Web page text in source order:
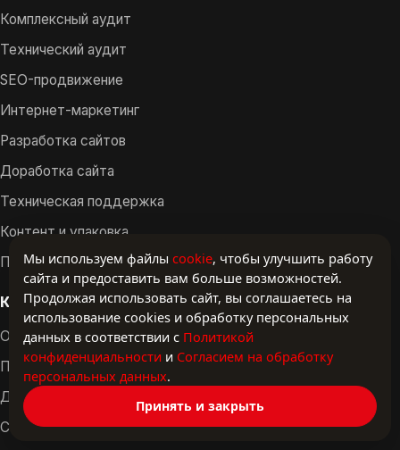
Комплексный аудит
Технический аудит
SEO-продвижение
Интернет-маркетинг
Разработка сайтов
Доработка сайта
Техническая поддержка
Контент и упаковка
Полный цикл сопровождения
Компания
Обо мне
Проекты
Документы
Статьи и разборы
Мы используем файлы cookie, чтобы улучшить работу
сайта и предоставить вам больше возможностей.
Продолжая использовать сайт, вы соглашаетесь на
использование cookies и обработку персональных
данных в соответствии с Политикой
конфиденциальности и Согласием на обработку
персональных данных.
Принять и закрыть